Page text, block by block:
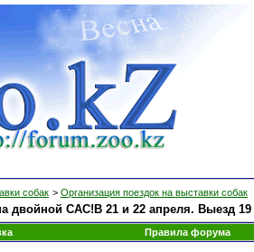
собак > Организация поездок на выставки собак
двойной САС!В 21 и 22 апреля. Выезд
Правила форума